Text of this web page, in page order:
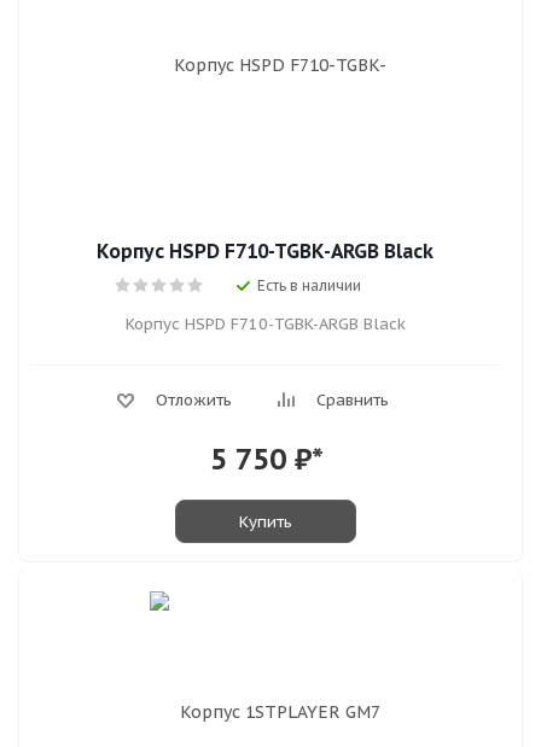
Корпус HSPD F710-TGBK-ARGB Black
Есть в наличии
Корпус HSPD F710-TGBK-ARGB Black
Отложить Сравнить
5 750₽*
Купить